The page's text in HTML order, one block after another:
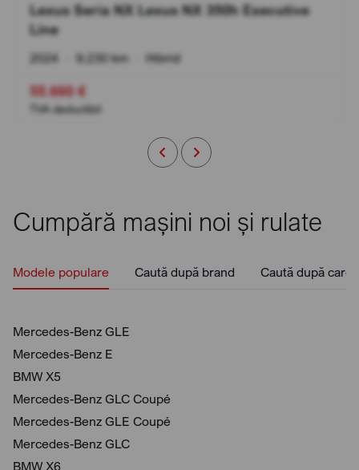
Lexus Seria NX Lexus NX 350h Executive
Line
2024 9.230 km Hibrid
55.660 €
TVA deductibil
Cumpără mașini noi și rulate
Modele populare Caută după brand Caută după
Mercedes-Benz GLE
Mercedes-Benz E
BMW X5
Mercedes-Benz GLC Coupé
Mercedes-Benz GLE Coupé
Mercedes-Benz GLC
BMW X6